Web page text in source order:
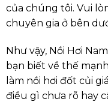
của chúng tôi. Vui
chuyên gia ở bên
Như vậy, Nồi Hơi
bạn biết về thế
làm nồi hơi đốt củi
điều gì chưa rõ hay